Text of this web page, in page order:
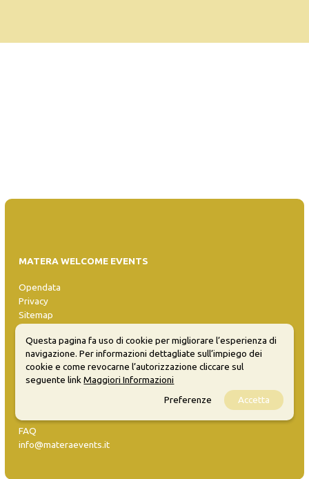
MATERA WELCOME EVENTS
Opendata
Privacy
Sitemap
Guida
FAQ
info@materaevents.it
Questa pagina fa uso di cookie per migliorare l’esperienza di
navigazione. Per informazioni dettagliate sull’impiego dei
cookie e come revocarne l’autorizzazione cliccare sul
seguente linkMaggiori Informazioni
Preferenze
Accetta